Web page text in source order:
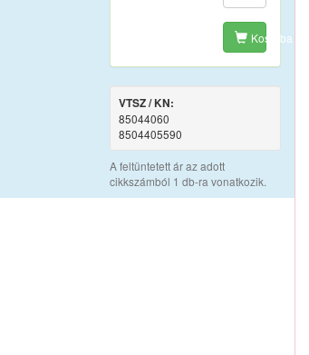
Kosárba
VTSZ / KN:
85044060
8504405590
A feltüntetett ár az adott
cikkszámból 1 db-ra vonatkozik.